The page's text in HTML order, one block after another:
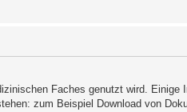
Faches genutzt wird. Einige
zum Beispiel Download von